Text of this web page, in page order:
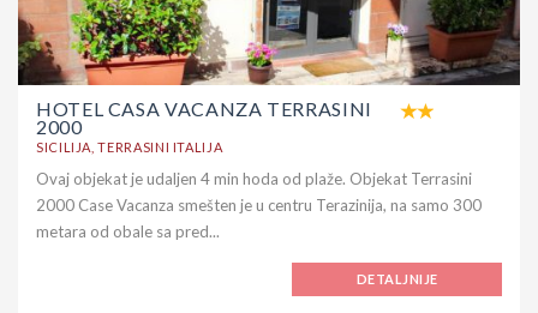
HOTEL CASA VACANZA TERRASINI
2000
SICILIJA, TERRASINI ITALIJA
Ovaj objekat je udaljen 4 min hoda od plaže. Objekat Terrasini
2000 Case Vacanza smešten je u centru Terazinija, na samo 300
metara od obale sa pred...
DETALJNIJE